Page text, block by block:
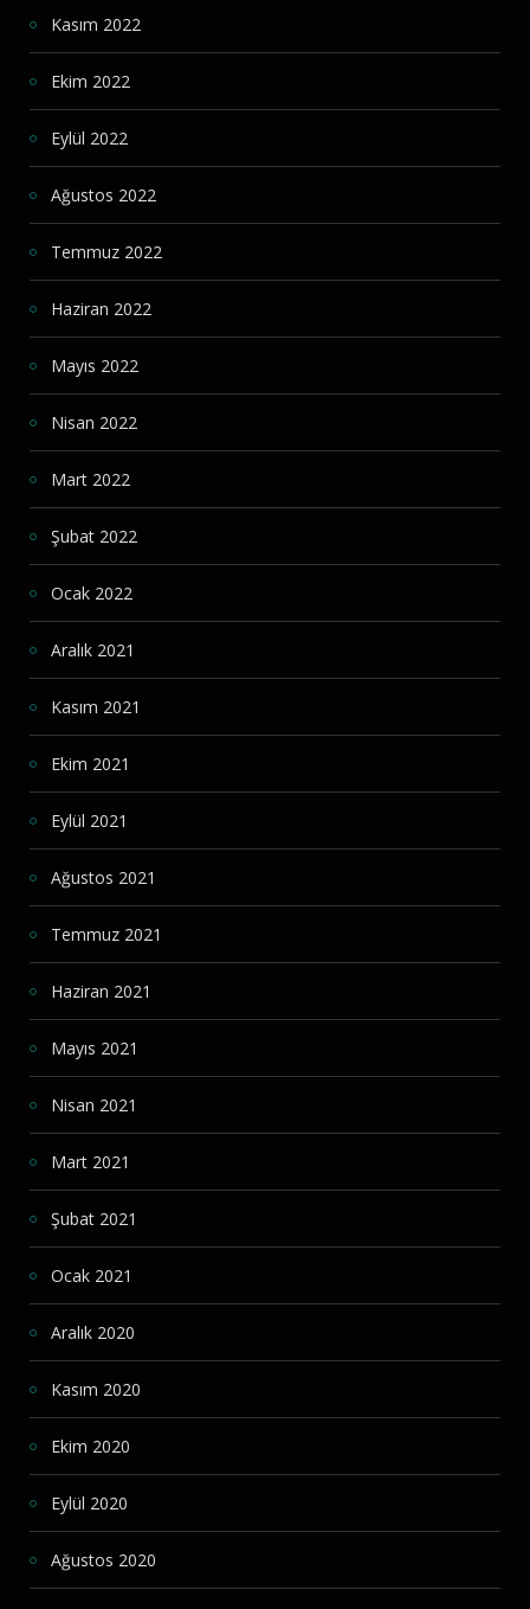
Kasım 2022
Ekim 2022
Eylül 2022
Ağustos 2022
Temmuz 2022
Haziran 2022
Mayıs 2022
Nisan 2022
Mart 2022
Şubat 2022
Ocak 2022
Aralık 2021
Kasım 2021
Ekim 2021
Eylül 2021
Ağustos 2021
Temmuz 2021
Haziran 2021
Mayıs 2021
Nisan 2021
Mart 2021
Şubat 2021
Ocak 2021
Aralık 2020
Kasım 2020
Ekim 2020
Eylül 2020
Ağustos 2020